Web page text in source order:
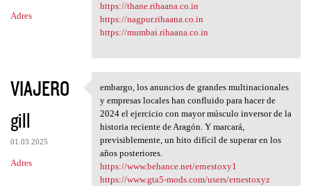
Adres
https://thane.rihaana.co.in
https://nagpur.rihaana.co.in
https://mumbai.rihaana.co.in
VIAJERO
gill
01.03.2025
Adres
embargo, los anuncios de
embargo, los anuncios de grandes multinacionales
y empresas locales han confluido para hacer de
2024 el ejercicio con mayor músculo inversor de la
historia reciente de Aragón. Y marcará,
previsiblemente, un hito difícil de superar en los
años posteriores.
https://www.behance.net/ernestoxy1
https://www.gta5-mods.com/users/ernestoxyz